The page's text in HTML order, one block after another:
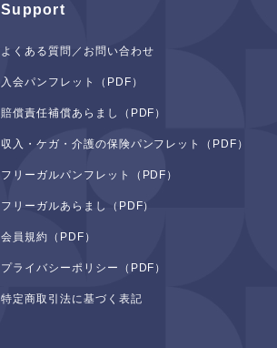
Support
よくある質問／お問い合わせ
入会パンフレット（PDF）
賠償責任補償あらまし（PDF）
収入・ケガ・介護の保険パンフレット（PDF）
フリーガルパンフレット（PDF）
フリーガルあらまし（PDF）
会員規約（PDF）
プライバシーポリシー（PDF）
特定商取引法に基づく表記